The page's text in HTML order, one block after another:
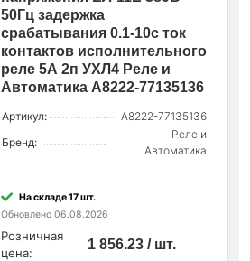
50Гц задержка
срабатывания 0.1-10с ток
контактов исполнительного
реле 5А 2п УХЛ4 Реле и
Автоматика A8222-77135136
Артикул:
A8222-77135136
Бренд:
Реле и
Автоматика
На складе 17 шт.
Обновлено 06.08.2026
Розничная
цена:
1 856.23 / шт.